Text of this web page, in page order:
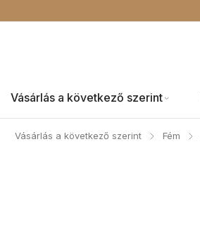
Vásárlás a következő szerint
Vásárlás a következő szerint / Fém /